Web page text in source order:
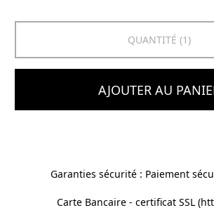
QUANTITÉ 1
AJOUTER AU
Garanties sécurité : Paiement
Carte Bancaire - certificat SSL